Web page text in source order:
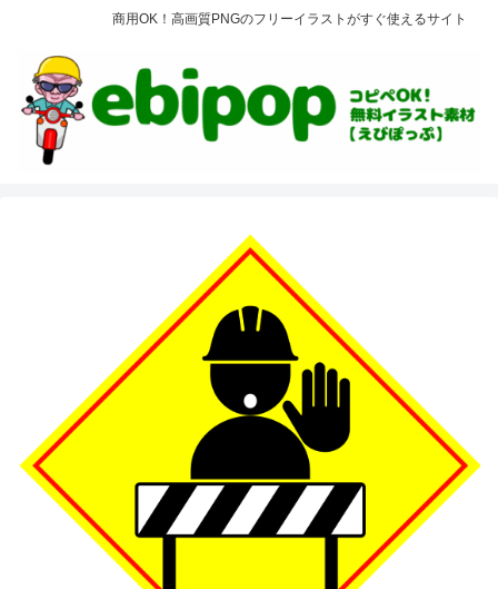
商用OK！高画質PNGのフリーイラストがすぐ使えるサイト